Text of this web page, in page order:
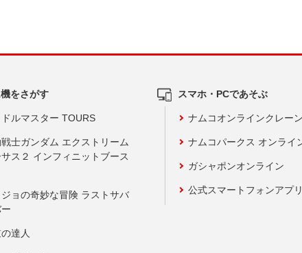
をさがす
ルマスター TOURS
士ガンダム エクストリーム
ス２ インフィニットブース
ョの奇妙な冒険 ラストサバ
達人
スマホ・PCであそぶ
ナムコオンラインクレーン
ナムコパークス オンライ
ガシャポンオンライン
公式スマートフォンアプリ